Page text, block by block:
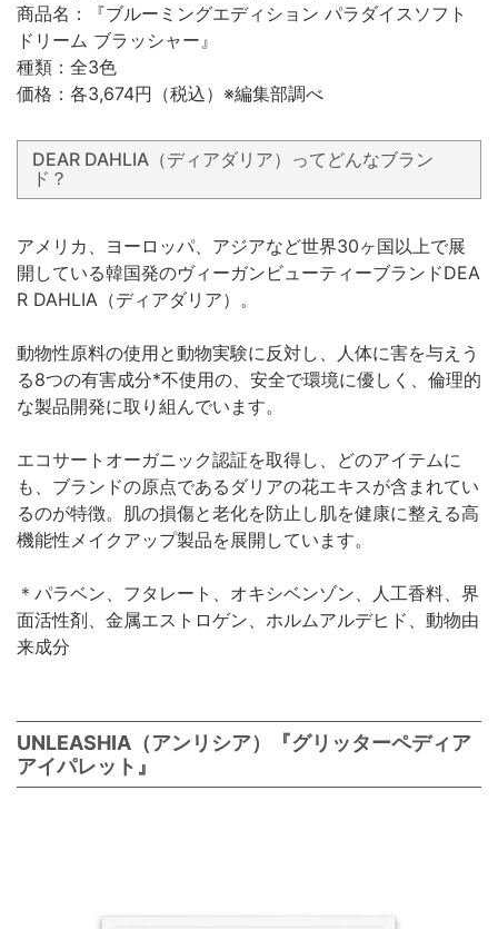
商品名：『ブルーミングエディション パラダイスソフト
ドリーム ブラッシャー』
種類：全3色
価格：各3,674円（税込）※編集部調べ
DEAR DAHLIA（ディアダリア）ってどんなブラン
ド？
アメリカ、ヨーロッパ、アジアなど世界30ヶ国以上で展
開している韓国発のヴィーガンビューティーブランドDEA
R DAHLIA（ディアダリア）。
動物性原料の使用と動物実験に反対し、人体に害を与えう
る8つの有害成分*不使用の、安全で環境に優しく、倫理的
な製品開発に取り組んでいます。
エコサートオーガニック認証を取得し、どのアイテムに
も、ブランドの原点であるダリアの花エキスが含まれてい
るのが特徴。肌の損傷と老化を防止し肌を健康に整える高
機能性メイクアップ製品を展開しています。
＊パラベン、フタレート、オキシベンゾン、人工香料、界
面活性剤、金属エストロゲン、ホルムアルデヒド、動物由
来成分
UNLEASHIA（アンリシア）『グリッターペディア
アイパレット』